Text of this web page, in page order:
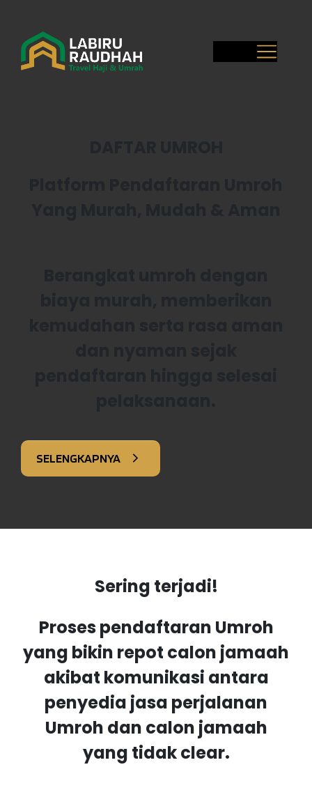
SELENGKAPNYA
Sering terjadi!
Proses pendaftaran Umroh
yang bikin repot calon jamaah
akibat komunikasi antara
penyedia jasa perjalanan
Umroh dan calon jamaah
yang tidak clear.